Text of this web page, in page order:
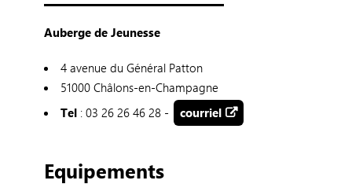
Auberge de Jeunesse
4 avenue du Général Patton
51000 Châlons-en-Champagne
Tel: 03 26 26 46 28 - courriel
Equipements